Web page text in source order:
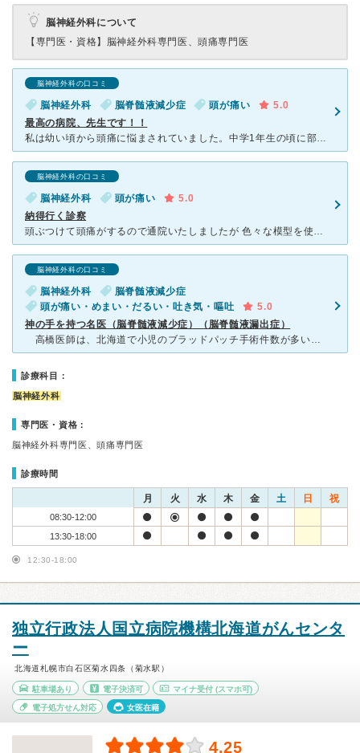
脳神経外科について
【専門医・資格】 脳神経外科専門医、頭痛専門医
脳神経外科の口コミ
脳神経外科 脳脊髄液減少症 頭が痛い
5.0
最高の病院、先生です！！
私は幼い頃から頭痛に悩まされていました。中学1年生の頃に部活で頭痛が酷く部活を休む事もしばしばありました。大会や練習試合で負ければ、「練習してないから当たり前だ」と、私の事を理解してくれない顧問に怒ら
脳神経外科の口コミ
脳神経外科 頭が痛い
5.0
納得行く診察
頭ぶつけて頭痛がするので通院いたしましたが 色々な模型を使って分かりやすい説明してくれました。 結局打撲による痛みではなく 皮膚疾患による痛みで皮膚科に行く事になりましたが 皮膚の病名も的
脳神経外科の口コミ
脳神経外科
脳脊髄液減少症
頭が痛い・めまい・だるい・吐き気・嘔吐
5.0
神の手を持つ名医（脳脊髄液減少症）（脳脊髄液漏出症）
高橋医師は、北海道で小児のブラッドパッチ手術件数が多い、神の手を持つ医師だと思います。 １５歳の我が子は、絶望の淵から生還させて頂き、高校を受験することが出来ました。高橋医師に出会えなかったら高
診療科目：
脳神経外科
専門医・資格：
脳神経外科専門医、頭痛専門医
診療時間
月 火 水 木 金 土 日 祝
08:30-12:00
13:30-18:00
12:30-18:00
独立行政法人国立病院機構北海道がんセンタ
ー
北海道札幌市白石区菊水四条（菊水駅）
駐車場あり 電子決済可 マイナ受付 (スマホ可)
電子処方せん対応 女医在籍
4.25